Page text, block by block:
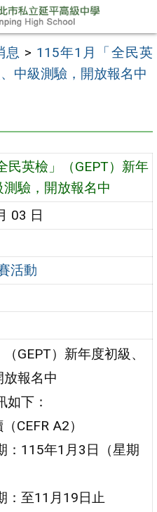
息 > 115年1月「全民英
中級測驗，開放報名中
民英檢」（GEPT）新年
驗，開放報名中
03 日
活動
（GEPT）新年度初級、
報名中
如下：
CEFR A2）
：115年1月3日（星期
：至11月19日止